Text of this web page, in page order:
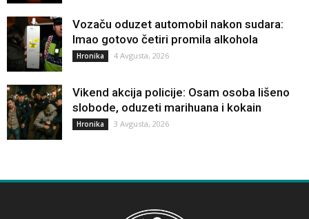
Vozaču oduzet automobil nakon sudara:
Imao gotovo četiri promila alkohola
Hronika 4 Avgusta, 2026
Vikend akcija policije: Osam osoba lišeno
slobode, oduzeti marihuana i kokain
Hronika 3 Avgusta, 2026